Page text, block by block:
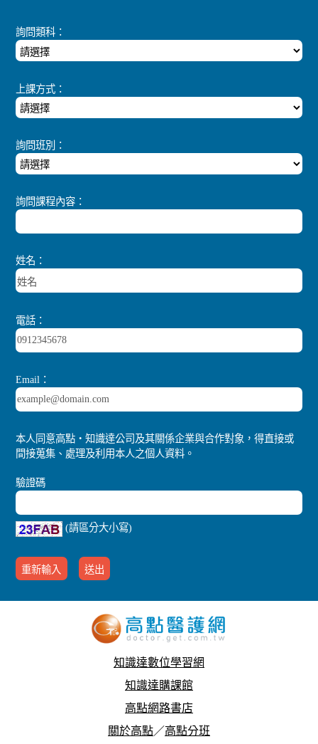
詢問類科：
上課方式：
詢問班別：
詢問課程內容：
姓名：
電話：
Email：
本人同意高點‧知識達公司及其關係企業與合作對象，得直接或
間接蒐集、處理及利用本人之個人資料。
驗證碼
(請區分大小寫)
知識達數位學習網
知識達購課館
高點網路書店
關於高點／高點分班